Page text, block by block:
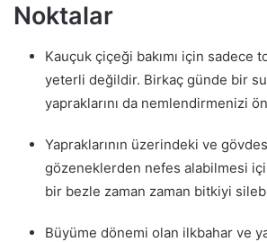
Noktalar
Kauçuk çiçeği bakımı için sadece
yeterli değildir. Birkaç günde bir
yapraklarını da nemlendirmenizi
Yapraklarının üzerindeki ve
gözeneklerden nefes alabilmesi
bir bezle zaman zaman bitkiyi
Büyüme dönemi olan ilkbahar ve